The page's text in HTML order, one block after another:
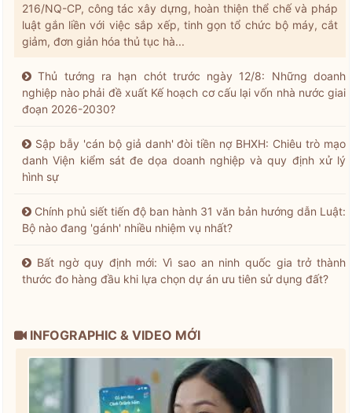
216/NQ-CP, công tác xây dựng, hoàn thiện thể chế và pháp
luật gắn liền với việc sắp xếp, tinh gọn tổ chức bộ máy, cắt
giảm, đơn giản hóa thủ tục hà...
Thủ tướng ra hạn chót trước ngày 12/8: Những doanh
nghiệp nào phải đề xuất Kế hoạch cơ cấu lại vốn nhà nước giai
đoạn 2026-2030?
Sập bẫy 'cán bộ giả danh' đòi tiền nợ BHXH: Chiêu trò mạo
danh Viện kiểm sát đe dọa doanh nghiệp và quy định xử lý
hình sự
Chính phủ siết tiến độ ban hành 31 văn bản hướng dẫn Luật:
Bộ nào đang 'gánh' nhiều nhiệm vụ nhất?
Bất ngờ quy định mới: Vì sao an ninh quốc gia trở thành
thước đo hàng đầu khi lựa chọn dự án ưu tiên sử dụng đất?
INFOGRAPHIC & VIDEO MỚI